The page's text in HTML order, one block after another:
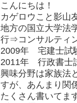
こんにちは！
カゲロウこと影山
地方の国立大学法
行⇒コンサルティ
2009年 宅建士試
2011年 行政書士
興味分野は家族法
すが、あんまり関
たくさん書いてま